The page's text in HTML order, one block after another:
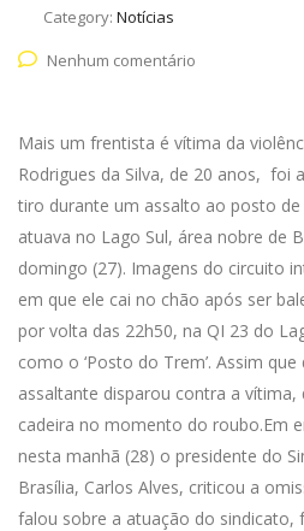
Category: Notícias
Nenhum comentário
Mais um frentista é vítima da
Rodrigues da Silva, de 20 anos, foi
tiro durante um assalto ao posto
atuava no Lago Sul, área nobre de
domingo (27). Imagens do circuito
em que ele cai no chão após ser
por volta das 22h50, na QI 23 do
como o ‘Posto do Trem’. Assim
assaltante disparou contra a vítima,
cadeira no momento do roubo.Em
nesta manhã (28) o presidente do
Brasília, Carlos Alves, criticou a
falou sobre a atuação do sindicato,